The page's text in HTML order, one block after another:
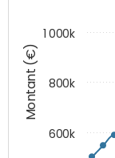
Montant (€)
600k
800k
1 000k